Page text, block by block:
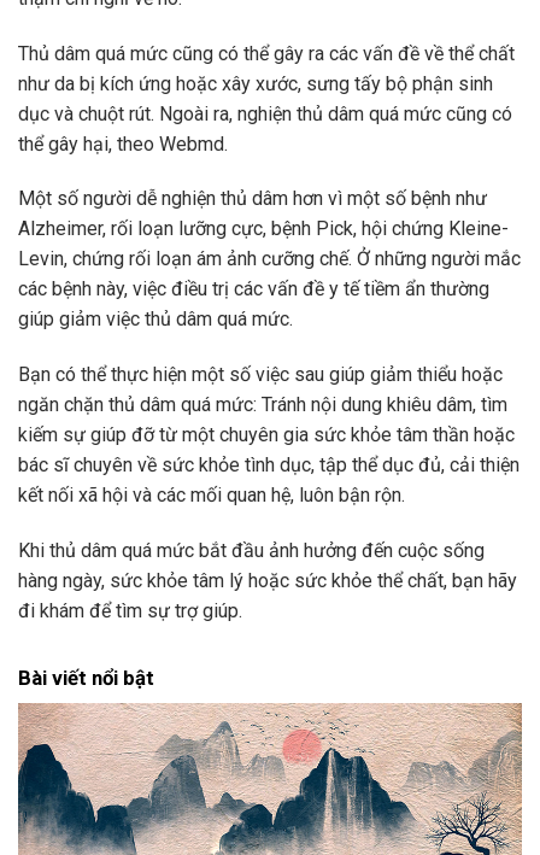
Thủ dâm quá mức cũng có thể gây ra các vấn đề về thể chất
như da bị kích ứng hoặc xây xước, sưng tấy bộ phận sinh
dục và chuột rút. Ngoài ra, nghiện thủ dâm quá mức cũng có
thể gây hại, theo Webmd.
Một số người dễ nghiện thủ dâm hơn vì một số bệnh như
Alzheimer, rối loạn lưỡng cực, bệnh Pick, hội chứng Kleine-
Levin, chứng rối loạn ám ảnh cưỡng chế. Ở những người mắc
các bệnh này, việc điều trị các vấn đề y tế tiềm ẩn thường
giúp giảm việc thủ dâm quá mức.
Bạn có thể thực hiện một số việc sau giúp giảm thiểu hoặc
ngăn chặn thủ dâm quá mức: Tránh nội dung khiêu dâm, tìm
kiếm sự giúp đỡ từ một chuyên gia sức khỏe tâm thần hoặc
bác sĩ chuyên về sức khỏe tình dục, tập thể dục đủ, cải thiện
kết nối xã hội và các mối quan hệ, luôn bận rộn.
Khi thủ dâm quá mức bắt đầu ảnh hưởng đến cuộc sống
hàng ngày, sức khỏe tâm lý hoặc sức khỏe thể chất, bạn hãy
đi khám để tìm sự trợ giúp.
Bài viết nổi bật